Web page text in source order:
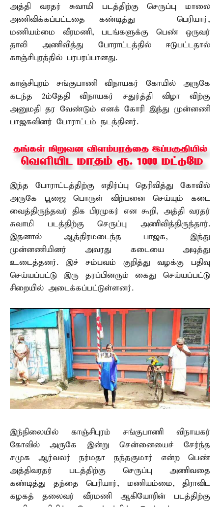
அத்தி வரதர் சுவாமி படத்திற்கு செருப்பு மாலை
அணிவிக்கப்பட்டதை கண்டித்து பெரியார்,
மணியம்மை வீரமணி, படங்களுக்கு பெண் ஒருவர்
தாலி அணிவித்து போராட்டத்தில் ஈடுபட்டதால்
காஞ்சிபுரத்தில் பரபரப்பானது.
காஞ்சிபுரம் சங்குபாணி விநாயகர் கோயில் அருகே
கடந்த 2ம்தேதி விநாயகர் சதுர்த்தி விழா விற்கு
அனுமதி தர வேண்டும் எனக் கோரி இந்து முன்னணி
பாஜகவினர் போராட்டம் நடத்தினர்.
இந்த போராட்டத்திற்கு எதிர்ப்பு தெரிவித்து கோவில்
அருகே பூஜை பொருள் விற்பனை செய்யும் கடை
வைத்திருந்தவர் திக பிரமுகர் என கூறி, அத்தி வரதர்
சுவாமி படத்திற்கு செருப்பு அணிவித்திருந்தார்.
இதனால் ஆத்திரமடைந்த பாஜக, இந்து
முன்னணியினர் அவரது கடையை அடித்து
உடைத்தனர். இச் சம்பவம் குறித்து வழக்கு பதிவு
செய்யப்பட்டு இரு தரப்பினரும் கைது செய்யப்பட்டு
சிறையில் அடைக்கப்பட்டுள்ளனர்.
இந்நிலையில் காஞ்சிபுரம் சங்குபாணி விநாயகர்
கோவில் அருகே இன்று சென்னையைச் சேர்ந்த
சமுக ஆர்வலர் நர்மதா நந்தகுமார் என்ற பெண்
அத்திவரதர் படத்திற்கு செருப்பு அணிவதை
கண்டித்து தந்தை பெரியார், மணியம்மை, திராவிட
கழகத் தலைவர் வீரமணி ஆகியோரின் படத்திற்கு